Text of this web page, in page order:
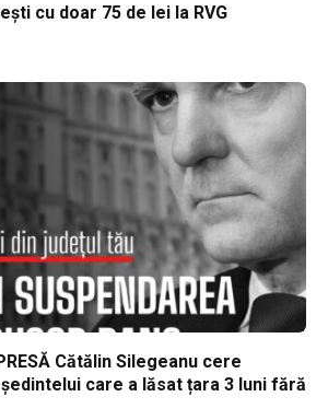
cu doar 75 de lei la RVG
Cătălin Silegeanu cere
care a lăsat țara 3 luni fără